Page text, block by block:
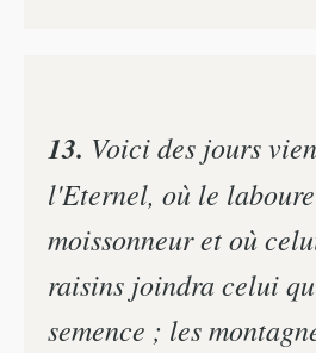
13. Voici des jours
l'Eternel, où le
moissonneur et où
raisins joindra celui
semence ; les